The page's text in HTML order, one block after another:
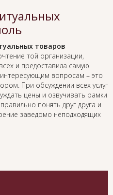
товаров
той организации,
и предоставила самую
вопросам – это
При обсуждении всех услуг
цены и озвучивать рамки
понять друг друга и
заведомо неподходящих